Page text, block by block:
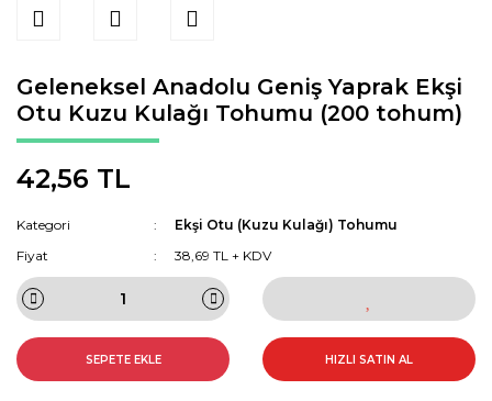
Geleneksel Anadolu Geniş Yaprak Ekşi
Otu Kuzu Kulağı Tohumu (200 tohum)
42,56 TL
Kategori
Ekşi Otu (Kuzu Kulağı) Tohumu
Fiyat
38,69 TL + KDV
SEPETE EKLE HIZLI SATIN AL